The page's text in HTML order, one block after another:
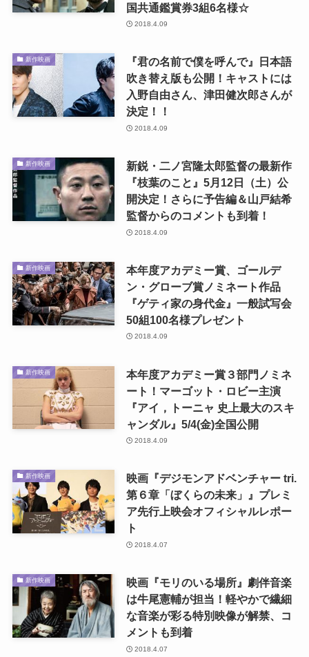
国共通鑑賞券3組6名様☆
2018.4.09
新作映画
『君の名前で僕を呼んで』日本語
吹き替え版も公開！キャストには
入野自由さん、津田健次郎さんが
決定！！
2018.4.09
新作映画
新鋭・二ノ宮隆太郎監督の最新作
『枝葉のこと』5月12日（土）公
開決定！さらに予告編＆山戸結希
監督からのコメントも到着！
2018.4.09
新作映画
本年度アカデミー賞、ゴールデ
ン・グローブ賞ノミネート作品
『ゲティ家の身代金』一般試写会
50組100名様プレゼント
2018.4.09
新作映画
本年度アカデミー賞３部門ノミネ
ート！マーゴット・ロビー主演
『アイ，トーニャ 史上最大のスキ
ャンダル』5/4(金)全国公開
2018.4.09
新作映画
映画『デジモンアドベンチャー tri.
第６章「ぼくらの未来」』プレミ
ア先行上映会オフィシャルレポー
ト
2018.4.07
新作映画
映画『モリのいる場所』劇伴音楽
は牛尾憲輔が担当！軽やかで繊細
な音楽が彩る特別映像が解禁、コ
メントも到着
2018.4.07